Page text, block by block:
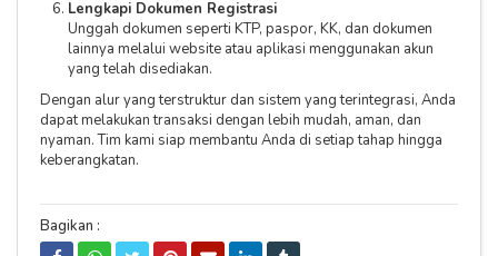
Lengkapi Dokumen Registrasi
Unggah dokumen seperti KTP, paspor, KK, dan dokumen
lainnya melalui website atau aplikasi menggunakan akun
yang telah disediakan.
Dengan alur yang terstruktur dan sistem yang terintegrasi, Anda
dapat melakukan transaksi dengan lebih mudah, aman, dan
nyaman. Tim kami siap membantu Anda di setiap tahap hingga
keberangkatan.
Bagikan :